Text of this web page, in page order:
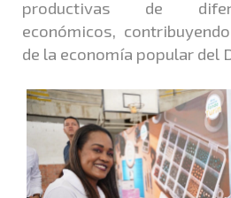
productivas de
económicos,
de la economía popular del